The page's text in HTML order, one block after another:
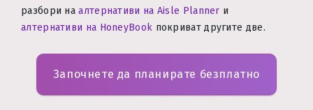
разбори наалтернативи на Aisle Planner и
алтернативи на HoneyBook покриват другите две.
Започнете да планирате безплатно